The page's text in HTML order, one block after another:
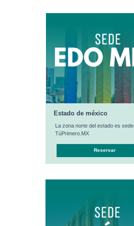
Estado de méxico
La zona norte del estado es
TúPrimero.MX
Reservar